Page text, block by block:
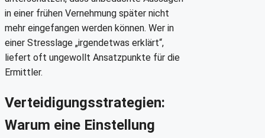
in einer frühen Vernehmung später nicht
mehr eingefangen werden können. Wer in
einer Stresslage „irgendetwas erklärt“,
liefert oft ungewollt Ansatzpunkte für die
Ermittler.
Verteidigungsstrategien:
Warum eine Einstellung